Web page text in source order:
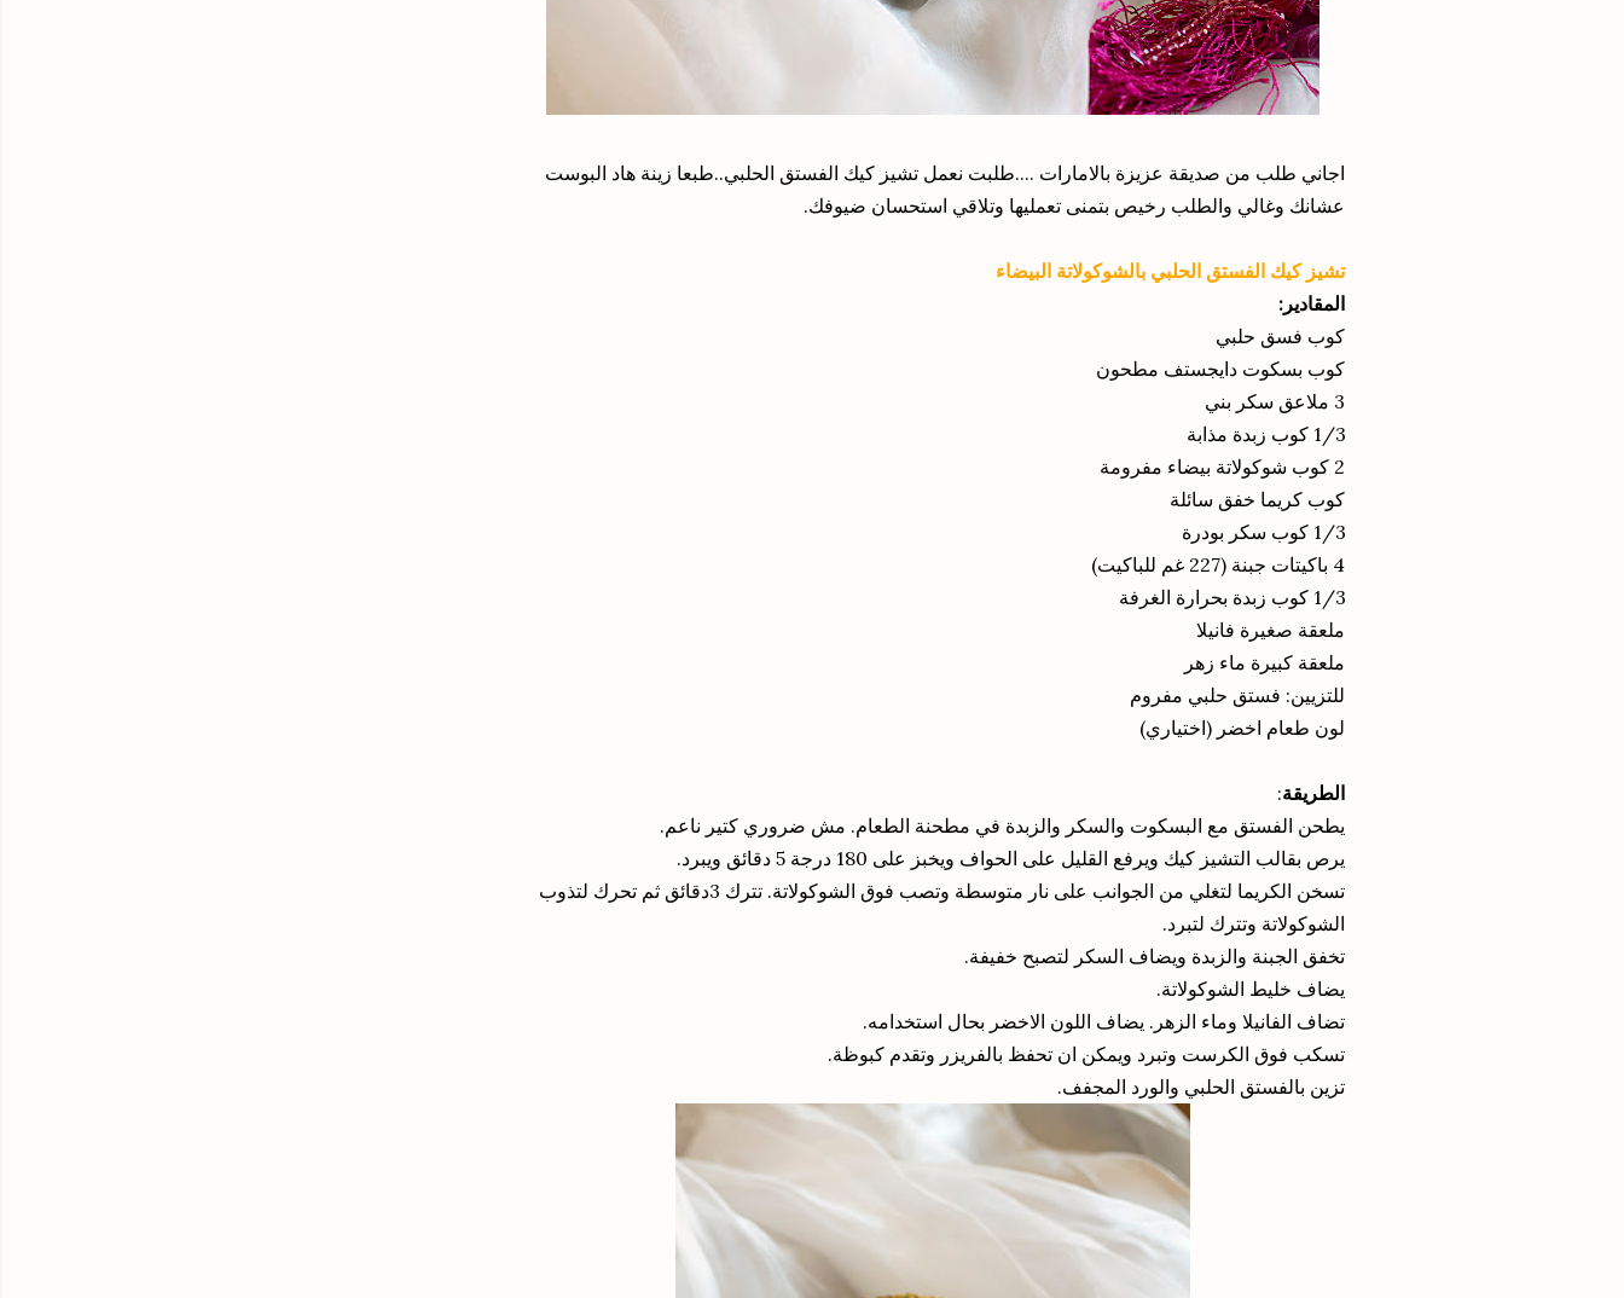
اجاني طلب من صديقة عزيزة بالامارات ....طلبت نعمل تشيز كيك الفستق الحلبي..طبعا زينة هاد البوست
عشانك وغالي والطلب رخيص بتمنى تعمليها وتلاقي استحسان ضيوفك.
تشيز كيك الفستق الحلبي بالشوكولاتة البيضاء
المقادير:
كوب فسق حلبي
كوب بسكوت دايجستف مطحون
3 ملاعق سكر بني
1/3 كوب زبدة مذابة
2 كوب شوكولاتة بيضاء مفرومة
كوب كريما خفق سائلة
1/3 كوب سكر بودرة
4 باكيتات جبنة (227 غم للباكيت)
1/3 كوب زبدة بحرارة الغرفة
ملعقة صغيرة فانيلا
ملعقة كبيرة ماء زهر
للتزيين: فستق حلبي مفروم
لون طعام اخضر (اختياري)
الطريقة:
يطحن الفستق مع البسكوت والسكر والزبدة في مطحنة الطعام. مش ضروري كتير ناعم.
يرص بقالب التشيز كيك ويرفع القليل على الحواف ويخبز على 180 درجة 5 دقائق ويبرد.
تسخن الكريما لتغلي من الجوانب على نار متوسطة وتصب فوق الشوكولاتة. تترك 3دقائق ثم تحرك لتذوب
الشوكولاتة وتترك لتبرد.
تخفق الجبنة والزبدة ويضاف السكر لتصبح خفيفة.
يضاف خليط الشوكولاتة.
تضاف الفانيلا وماء الزهر. يضاف اللون الاخضر بحال استخدامه.
تسكب فوق الكرست وتبرد ويمكن ان تحفظ بالفريزر وتقدم كبوظة.
تزين بالفستق الحلبي والورد المجفف.